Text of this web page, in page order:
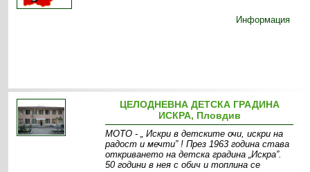
Информация
ЦЕЛОДНЕВНА ДЕТСКА ГРАДИНА
ИСКРА, Пловдив
МОТО - „ Искри в детските очи, искри на
радост и мечти” ! През 1963 година става
откриването на детска градина „Искра”.
50 години в нея с обич и топлина се